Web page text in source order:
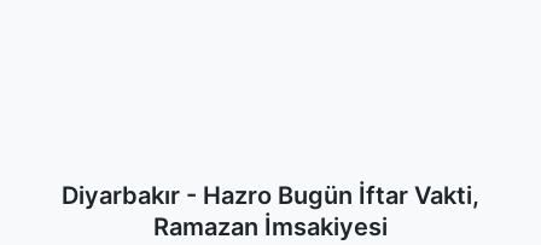
Diyarbakır - Hazro Bugün İftar Vakti,
Ramazan İmsakiyesi